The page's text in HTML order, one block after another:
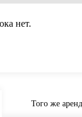
нет.
Того же